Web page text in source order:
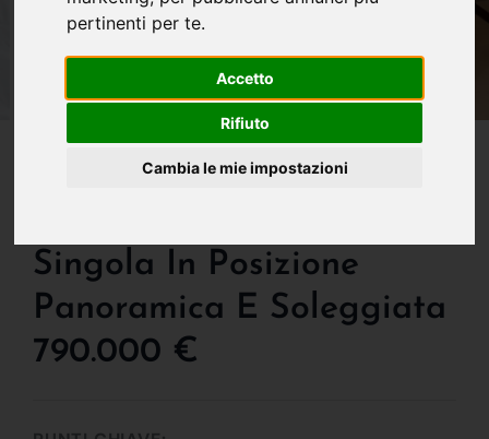
pertinenti per te.
Accetto
Rifiuto
Cambia le mie impostazioni
Villa In Vendita A
Singola In Posizione
Panoramica E Soleggiata
790.000 €